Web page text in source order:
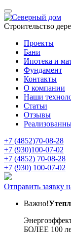
Строительство
Проекты
Бани
Ипотека и
Фундамент
Контакты
О компании
Наши
Статьи
Отзывы
+7 (4852)70-08-28
+7 (930)100-07-02
+7 (4852) 70-08-28
+7 (930) 100-07-02
Отправить заявку
Важно!
БОЛЕЕ 100